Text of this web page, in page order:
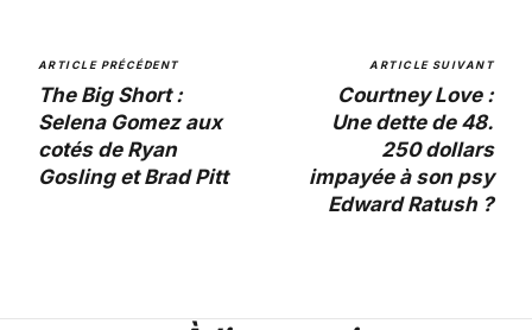
ARTICLE PRÉCÉDENT
The Big Short :
Selena Gomez aux
cotés de Ryan
Gosling et Brad Pitt
ARTICLE SUIVANT
Courtney Love :
Une dette de 48.
250 dollars
impayée à son psy
Edward Ratush ?